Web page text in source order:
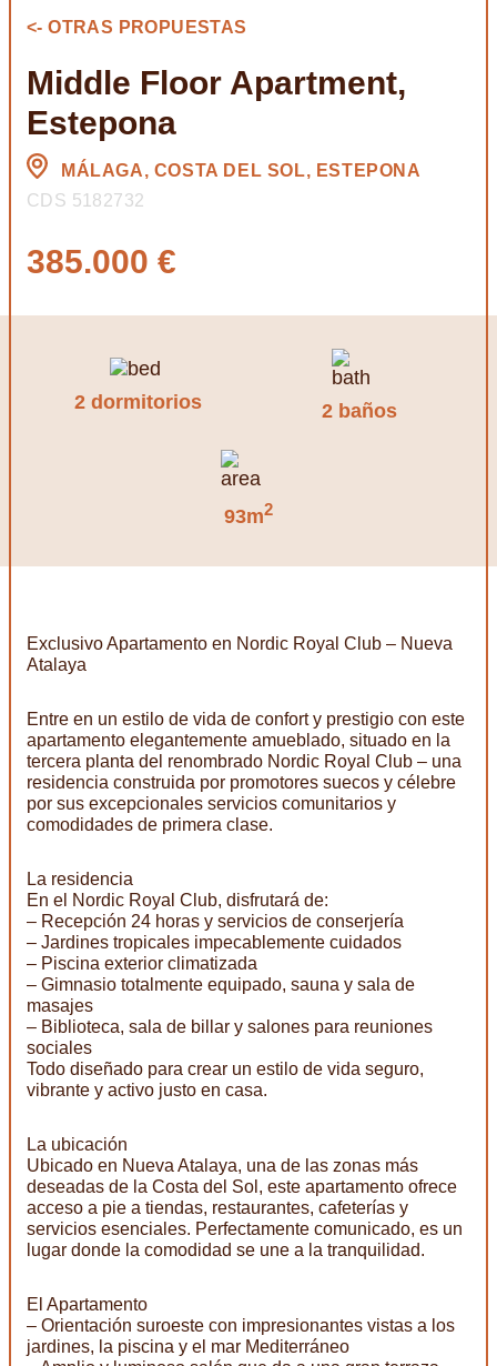
<- OTRAS PROPUESTAS
Middle Floor Apartment,
Estepona
MÁLAGA, COSTA DEL SOL, ESTEPONA
CDS 5182732
385.000 €
2 dormitorios 2 baños
93m2
Exclusivo Apartamento en Nordic Royal Club – Nueva
Atalaya
Entre en un estilo de vida de confort y prestigio con este
apartamento elegantemente amueblado, situado en la
tercera planta del renombrado Nordic Royal Club – una
residencia construida por promotores suecos y célebre
por sus excepcionales servicios comunitarios y
comodidades de primera clase.
La residencia
En el Nordic Royal Club, disfrutará de:
– Recepción 24 horas y servicios de conserjería
– Jardines tropicales impecablemente cuidados
– Piscina exterior climatizada
– Gimnasio totalmente equipado, sauna y sala de
masajes
– Biblioteca, sala de billar y salones para reuniones
sociales
Todo diseñado para crear un estilo de vida seguro,
vibrante y activo justo en casa.
La ubicación
Ubicado en Nueva Atalaya, una de las zonas más
deseadas de la Costa del Sol, este apartamento ofrece
acceso a pie a tiendas, restaurantes, cafeterías y
servicios esenciales. Perfectamente comunicado, es un
lugar donde la comodidad se une a la tranquilidad.
El Apartamento
– Orientación suroeste con impresionantes vistas a los
jardines, la piscina y el mar Mediterráneo